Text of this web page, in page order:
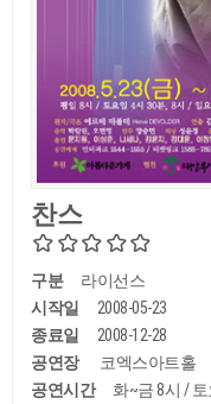
찬스
구분
라이선스
시작일
2008-05-23
종료일
2008-12-28
공연장
코엑스아트홀
공연시간
화~금 8시 / 토